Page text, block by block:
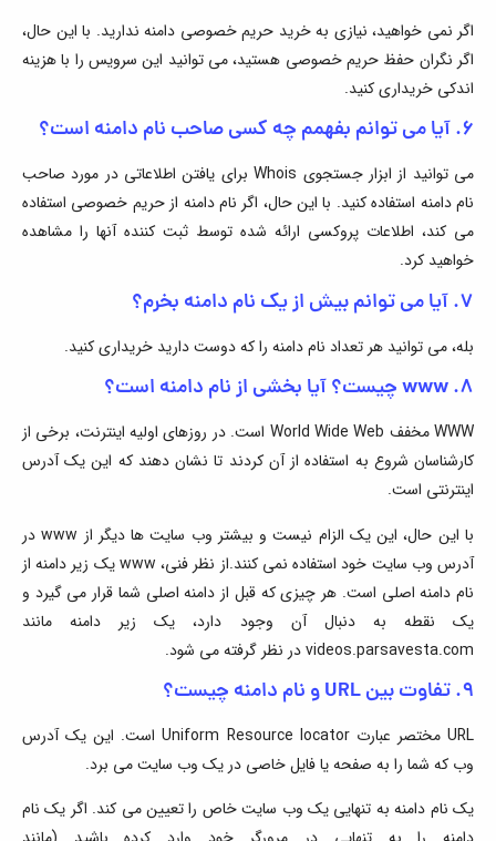
اگر نمی خواهید، نیازی به خرید حریم خصوصی دامنه ندارید. با این حال،
اگر نگران حفظ حریم خصوصی هستید، می توانید این سرویس را با هزینه
اندکی خریداری کنید.
۶. آیا می توانم بفهمم چه کسی صاحب نام دامنه است؟
می توانید از ابزار جستجوی Whois برای یافتن اطلاعاتی در مورد صاحب
نام دامنه استفاده کنید. با این حال، اگر نام دامنه از حریم خصوصی استفاده
می کند، اطلاعات پروکسی ارائه شده توسط ثبت کننده آنها را مشاهده
خواهید کرد.
۷. آیا می توانم بیش از یک نام دامنه بخرم؟
بله، می توانید هر تعداد نام دامنه را که دوست دارید خریداری کنید.
۸. www چیست؟ آیا بخشی از نام دامنه است؟
WWW مخفف World Wide Web است. در روزهای اولیه اینترنت، برخی از
کارشناسان شروع به استفاده از آن کردند تا نشان دهند که این یک آدرس
اینترنتی است.
با این حال، این یک الزام نیست و بیشتر وب سایت ها دیگر از www در
آدرس وب سایت خود استفاده نمی کنند.از نظر فنی، www یک زیر دامنه از
نام دامنه اصلی است. هر چیزی که قبل از دامنه اصلی شما قرار می گیرد و
یک نقطه به دنبال آن وجود دارد، یک زیر دامنه مانند
videos.parsavesta.com در نظر گرفته می شود.
۹. تفاوت بین URL و نام دامنه چیست؟
URL مختصر عبارت Uniform Resource locator است. این یک آدرس
وب که شما را به صفحه یا فایل خاصی در یک وب سایت می برد.
یک نام دامنه به تنهایی یک وب سایت خاص را تعیین می کند. اگر یک نام